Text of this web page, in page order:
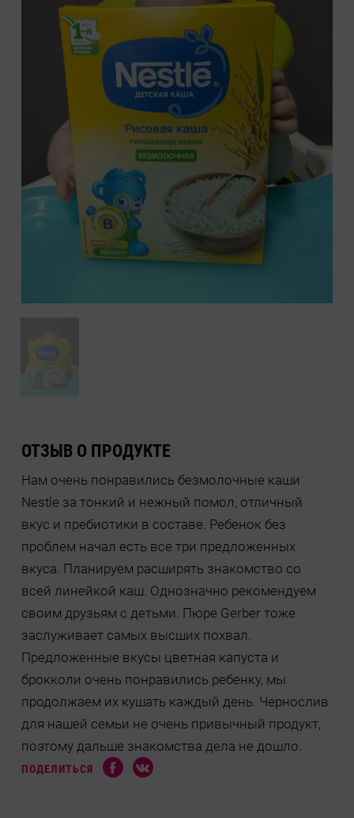
ОТЗЫВ О ПРОДУКТЕ
Нам очень понравились безмолочные каши
Nestle за тонкий и нежный помол, отличный
вкус и пребиотики в составе. Ребенок без
проблем начал есть все три предложенных
вкуса. Планируем расширять знакомство со
всей линейкой каш. Однозначно рекомендуем
своим друзьям с детьми. Пюре Gerber тоже
заслуживает самых высших похвал.
Предложенные вкусы цветная капуста и
брокколи очень понравились ребенку, мы
продолжаем их кушать каждый день. Чернослив
для нашей семьи не очень привычный продукт,
поэтому дальше знакомства дела не дошло.
ПОДЕЛИТЬСЯ